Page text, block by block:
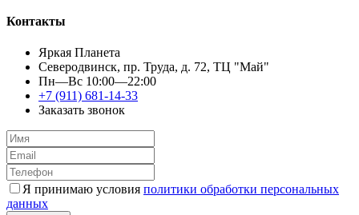
Контакты
Яркая Планета
Северодвинск, пр. Труда, д. 72, ТЦ "Май"
Пн—Вс 10:00—22:00
+7 (911) 681-14-33
Заказать звонок
Я принимаю условия политики обработки персональных
данных